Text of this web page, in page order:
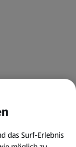
das Surf-Erlebnis